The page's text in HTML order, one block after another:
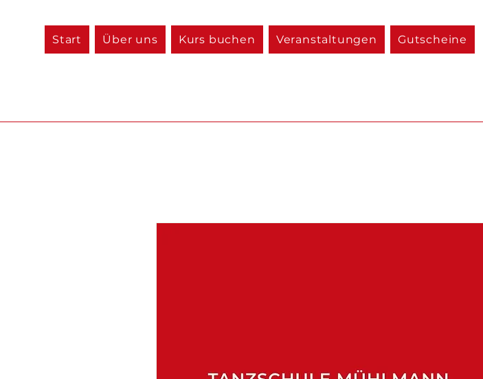
Start Über uns Kurs buchen Veranstaltungen Gutscheine